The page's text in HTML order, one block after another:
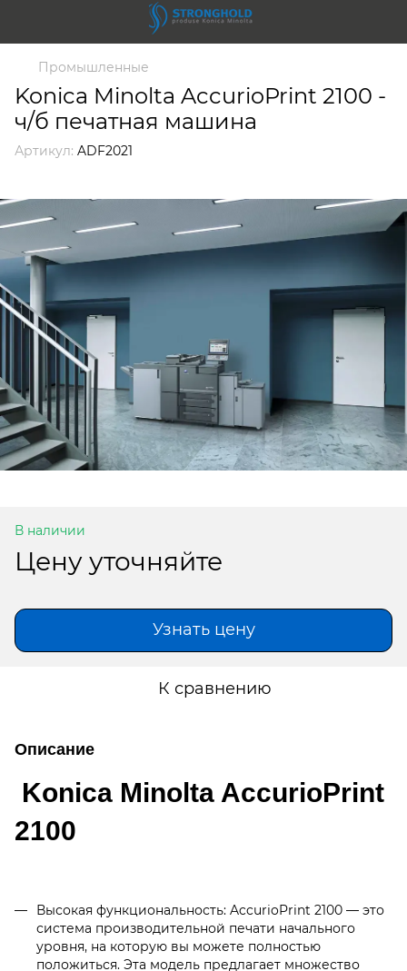
Промышленные
Konica Minolta AccurioPrint 2100 -
ч/б печатная машина
Артикул: ADF2021
В наличии
Цену уточняйте
Узнать цену
К сравнению
Описание
Konica Minolta AccurioPrint
2100
Высокая функциональность: AccurioPrint 2100 — это
система производительной печати начального
уровня, на которую вы можете полностью
положиться. Эта модель предлагает множество